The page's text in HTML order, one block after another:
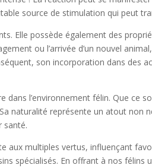
source de stimulation qui peut
Elle possède également des
ou l’arrivée d’un nouvel
son incorporation dans des
dans l’environnement félin. Que
naturalité représente un atout non
santé.
aux multiples vertus, influençant
spécialisés. En offrant à nos